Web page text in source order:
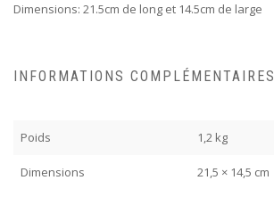
Dimensions: 21.5cm de long et 14.5cm de large
INFORMATIONS COMPLÉMENTAIRES
Poids 1,2 kg
Dimensions 21,5 × 14,5 cm